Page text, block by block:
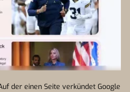
der einen Seite verkündet Google